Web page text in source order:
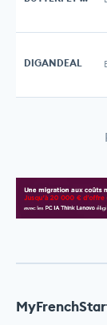
DIGANDEAL